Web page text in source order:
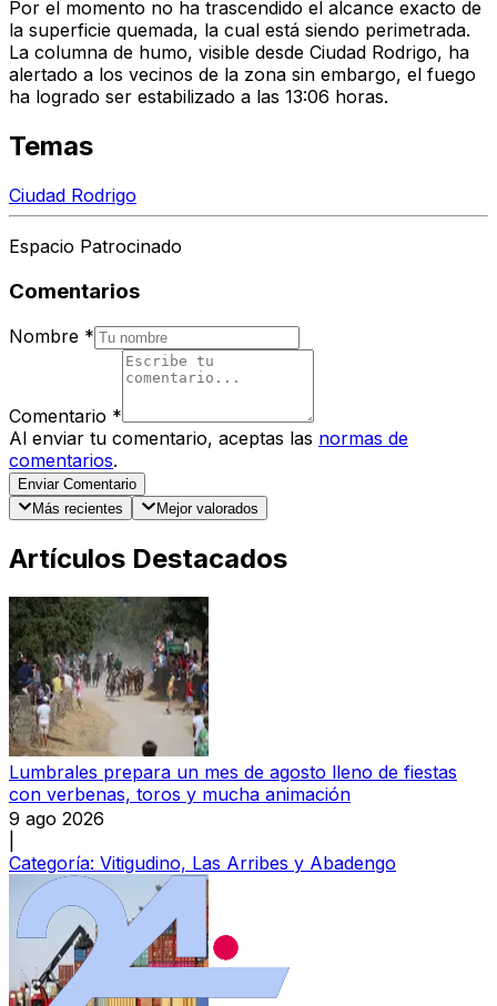
Por el momento no ha trascendido el alcance exacto de
la superficie quemada, la cual está siendo perimetrada.
La columna de humo, visible desde Ciudad Rodrigo, ha
alertado a los vecinos de la zona sin embargo, el fuego
ha logrado ser estabilizado a las 13:06 horas.
Temas
Ciudad Rodrigo
Espacio Patrocinado
Comentarios
Nombre *
Comentario *
Al enviar tu comentario, aceptas las normas de
comentarios.
Enviar Comentario
Más recientes
Mejor valorados
Artículos Destacados
Lumbrales prepara un mes de agosto lleno de fiestas
con verbenas, toros y mucha animación
9 ago 2026
Categoría: Vitigudino, Las Arribes y Abadengo